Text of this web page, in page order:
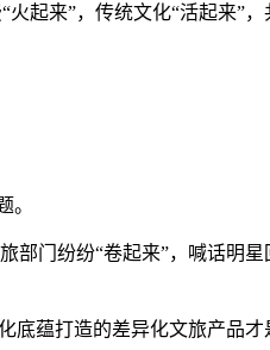
来”，传统文化“活起来”
。
门纷纷“卷起来”，喊话明
蕴打造的差异化文旅产品